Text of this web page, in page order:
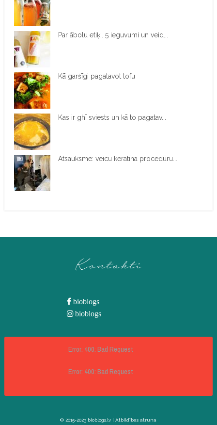
Par ābolu etiķi. 5 ieguvumi un veid...
Kā garšīgi pagatavot tofu
Kas ir ghī sviests un kā to pagatav...
Atsauksme: veicu keratīna procedūru...
Kontakti
bioblogs
bioblogs
Error: 400: Bad Request
Error: 400: Bad Request
© 2015-2023 bioblogs.lv |Atbildības atruna